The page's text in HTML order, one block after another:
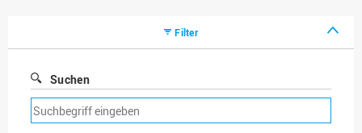
Filter
Suchen
Suchfilter
entfernen